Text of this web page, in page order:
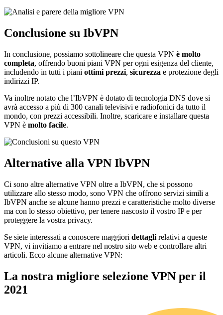
Conclusione su IbVPN
In conclusione, possiamo sottolineare che questa VPN è molto
completa, offrendo buoni piani VPN per ogni esigenza del cliente,
includendo in tutti i piani ottimi prezzi, sicurezza e protezione degli
indirizzi IP.
Va inoltre notato che l’IbVPN è dotato di tecnologia DNS dove si
avrà accesso a più di 300 canali televisivi e radiofonici da tutto il
mondo, con prezzi accessibili. Inoltre, scaricare e installare questa
VPN è molto facile.
Alternative alla VPN IbVPN
Ci sono altre alternative VPN oltre a IbVPN, che si possono
utilizzare allo stesso modo, sono VPN che offrono servizi simili a
IbVPN anche se alcune hanno prezzi e caratteristiche molto diverse
ma con lo stesso obiettivo, per tenere nascosto il vostro IP e per
proteggere la vostra privacy.
Se siete interessati a conoscere maggiori dettagli relativi a queste
VPN, vi invitiamo a entrare nel nostro sito web e controllare altri
articoli. Ecco alcune alternative VPN:
La nostra migliore selezione VPN per il
2021